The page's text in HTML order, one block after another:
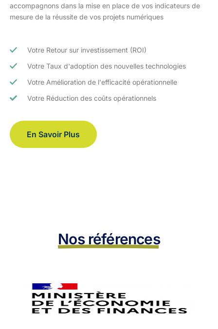
accompagnons dans la mise en place de vos indicateurs de
mesure de la réussite de vos projets numériques
Votre Retour sur investissement (ROI)
Votre Taux d'adoption des nouvelles technologies
Votre Amélioration de l'efficacité opérationnelle
Votre Réduction des coûts opérationnels
En Savoir Plus
Nos références